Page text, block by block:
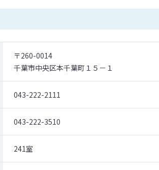
〒260-0014
千葉市中央区本千葉町１５－１
043-222-2111
043-222-3510
241室